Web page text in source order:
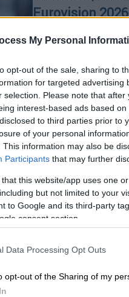
My Personal
opt-out of the sale, sharing to
for targeted
selection. Please note that
interest-based ads based
to third parties prior to
of your personal
This information may also be
Participants that may further
that this website/app uses one
but not limited to your
to Google and its third-party
consent section.
Data Processing Opt Outs
opt-out of the Sharing of my
Eurovision
Έτοιμη να
και να κάνει τη
Τηλεόραση|
Eurovision
συζητήσεις η
εκπροσωπήσει
Eurovision θα